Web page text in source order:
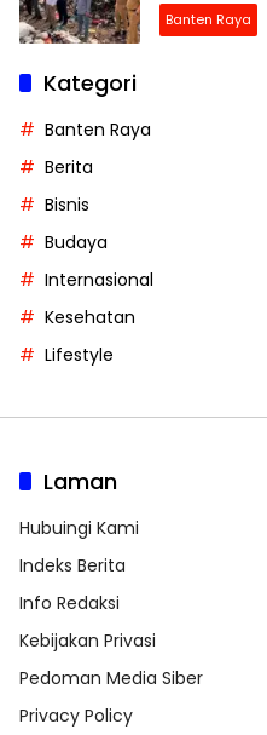
Banten Raya
Kategori
Banten Raya
Berita
Bisnis
Budaya
Internasional
Kesehatan
Lifestyle
Laman
Hubuingi Kami
Indeks Berita
Info Redaksi
Kebijakan Privasi
Pedoman Media Siber
Privacy Policy